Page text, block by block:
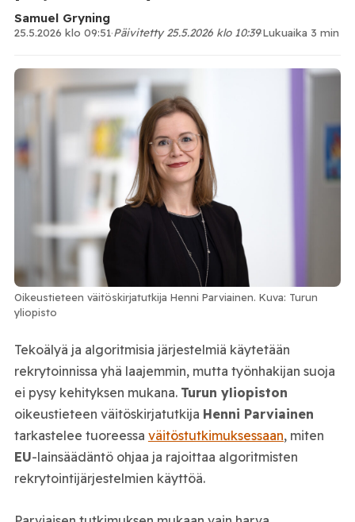
Samuel Gryning
25.5.2026 klo 09:51·Päivitetty 25.5.2026 klo 10:39·Lukuaika 3 min
Oikeustieteen väitöskirjatutkija Henni Parviainen. Kuva: Turun
yliopisto
Tekoälyä ja algoritmisia järjestelmiä käytetään
rekrytoinnissa yhä laajemmin, mutta työnhakijan suoja
ei pysy kehityksen mukana. Turun yliopiston
oikeustieteen väitöskirjatutkija Henni Parviainen
tarkastelee tuoreessa väitöstutkimuksessaan, miten
EU-lainsäädäntö ohjaa ja rajoittaa algoritmisten
rekrytointijärjestelmien käyttöä.